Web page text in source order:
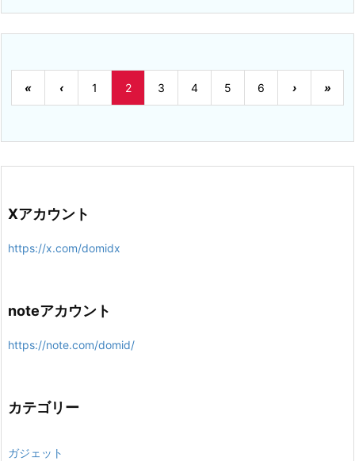
« ‹ 1 2 3 4 5 6 › »
Xアカウント
https://x.com/domidx
noteアカウント
https://note.com/domid/
カテゴリー
ガジェット